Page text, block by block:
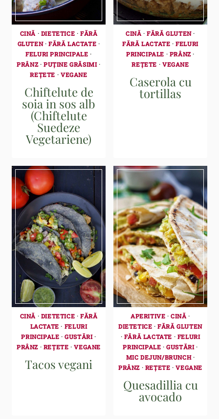
CINĂ · DIETETICE ·FĂRĂ
GLUTEN· FĂRĂ LACTATE ·
FELURI PRINCIPALE ·
PRÂNZ·PUȚINE GRĂSIMI·
REȚETE · VEGANE
Chiftelute de
soia in sos alb
(Chiftelute
Suedeze
Vegetariene)
CINĂ ·FĂRĂ GLUTEN·
FĂRĂ LACTATE ·FELURI
PRINCIPALE · PRÂNZ·
REȚETE · VEGANE
Caserola cu
tortillas
CINĂ · DIETETICE ·FĂRĂ
LACTATE · FELURI
PRINCIPALE ·GUSTĂRI·
PRÂNZ · REȚETE ·VEGANE
Tacos vegani
APERITIVE ·CINĂ ·
DIETETICE ·FĂRĂ GLUTEN
· FĂRĂ LACTATE · FELURI
PRINCIPALE ·GUSTĂRI·
MIC DEJUN/BRUNCH·
PRÂNZ · REȚETE ·VEGANE
Quesadillia cu
avocado